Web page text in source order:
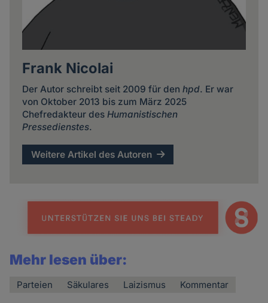
Frank Nicolai
Der Autor schreibt seit 2009 für den hpd. Er war
von Oktober 2013 bis zum März 2025
Chefredakteur des Humanistischen
Pressedienstes.
Weitere Artikel des Autoren
Mehr lesen über:
Parteien Säkulares Laizismus Kommentar